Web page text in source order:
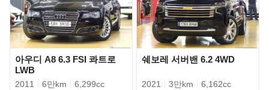
아우디 A8 6.3 FSI 콰트로
LWB
2011 6만km 6,299cc
쉐보레 서버밴 6.2 4WD
2021 3만km 6,162cc